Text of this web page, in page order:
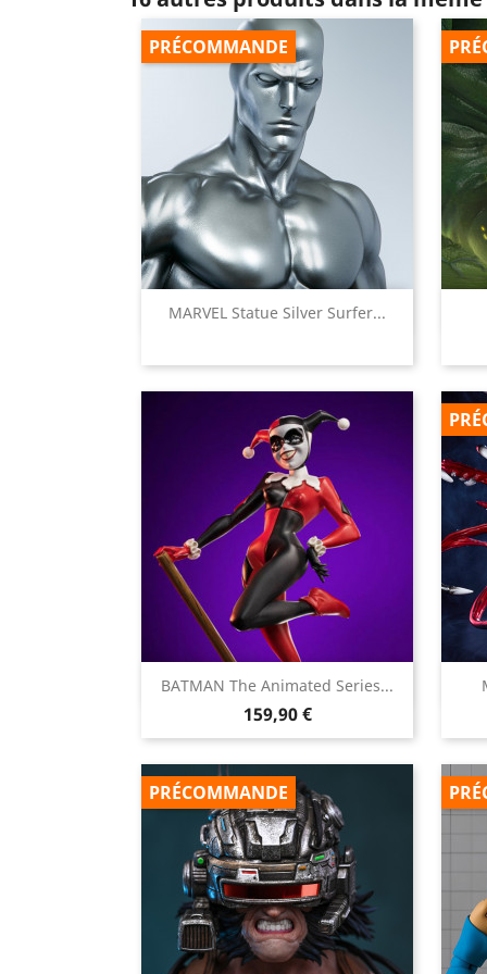
MARVEL Statue Silver Surfer...
PRÉCOMMANDE
Aperçu rapide
BATMAN The Animated Series...
Prix
159,90 €
Aperçu rapide
PRÉCOMMANDE